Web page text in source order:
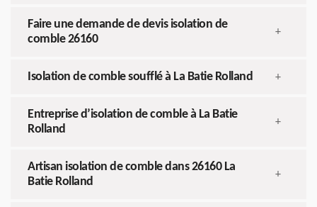
Faire une demande de devis isolation de
comble 26160
+
Isolation de comble soufflé à La Batie Rolland +
Entreprise d’isolation de comble à La Batie
Rolland
+
Artisan isolation de comble dans 26160 La
Batie Rolland
+